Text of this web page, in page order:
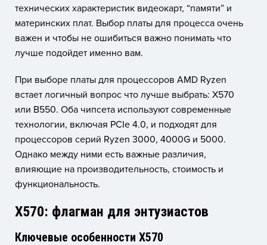
технических характеристик видеокарт, “памяти” и
материнских плат. Выбор платы для процесса очень
важен и чтобы не ошибиться важно понимать что
лучше подойдет именно вам.
При выборе платы для процессоров AMD Ryzen
встает логичный вопрос что лучше выбрать: X570
или B550. Оба чипсета используют современные
технологии, включая PCIe 4.0, и подходят для
процессоров серий Ryzen 3000, 4000G и 5000.
Однако между ними есть важные различия,
влияющие на производительность, стоимость и
функциональность.
X570: флагман для энтузиастов
Ключевые особенности X570